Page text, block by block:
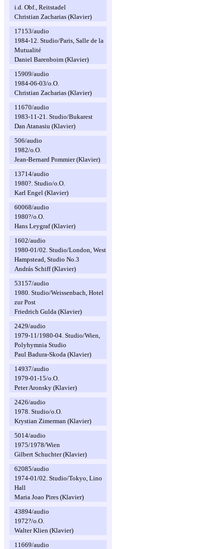
i.d. Obf., Reitstadel
Christian Zacharias (Klavier)
17153/audio
1984-12. Studio/Paris, Salle de la
Mutualité
Daniel Barenboim (Klavier)
15909/audio
1984-06-03/o.O.
Christian Zacharias (Klavier)
11670/audio
1983-11-21. Studio/Bukarest
Dan Atanasiu (Klavier)
506/audio
1982/o.O.
Jean-Bernard Pommier (Klavier)
13714/audio
1980?. Studio/o.O.
Karl Engel (Klavier)
60068/audio
1980?/o.O.
Hans Leygraf (Klavier)
1602/audio
1980-01/02. Studio/London, West
Hampstead, Studio No.3
András Schiff (Klavier)
53157/audio
1980. Studio/Weissenbach, Hotel
zur Post
Friedrich Gulda (Klavier)
2429/audio
1979-11/1980-04. Studio/Wien,
Polyhymnia Studio
Paul Badura-Skoda (Klavier)
14937/audio
1979-01-15/o.O.
Peter Aronsky (Klavier)
2426/audio
1978. Studio/o.O.
Krystian Zimerman (Klavier)
5014/audio
1975/1978/Wien
Gilbert Schuchter (Klavier)
62085/audio
1974-01/02. Studio/Tokyo, Lino
Hall
Maria Joao Pires (Klavier)
43894/audio
1972?/o.O.
Walter Klien (Klavier)
11669/audio